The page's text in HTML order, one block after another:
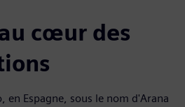
cœur des
en Espagne, sous le nom d'Arana